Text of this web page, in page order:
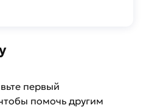
первый
помочь другим